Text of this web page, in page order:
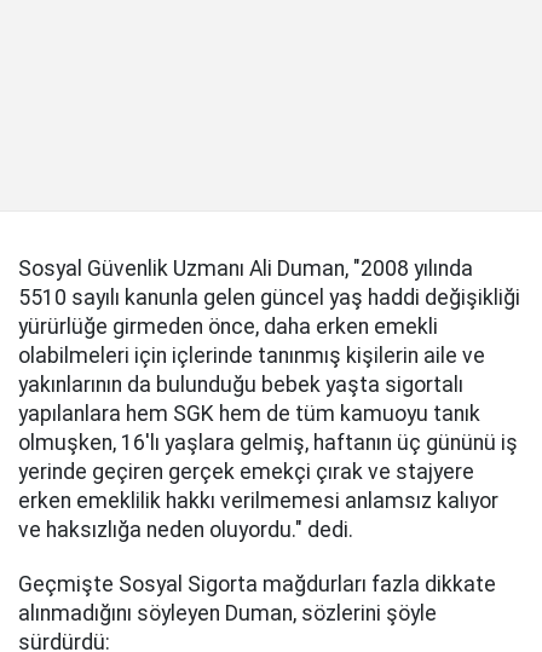
Sosyal Güvenlik Uzmanı Ali Duman, "2008 yılında
5510 sayılı kanunla gelen güncel yaş haddi değişikliği
yürürlüğe girmeden önce, daha erken emekli
olabilmeleri için içlerinde tanınmış kişilerin aile ve
yakınlarının da bulunduğu bebek yaşta sigortalı
yapılanlara hem SGK hem de tüm kamuoyu tanık
olmuşken, 16'lı yaşlara gelmiş, haftanın üç gününü iş
yerinde geçiren gerçek emekçi çırak ve stajyere
erken emeklilik hakkı verilmemesi anlamsız kalıyor
ve haksızlığa neden oluyordu." dedi.
Geçmişte Sosyal Sigorta mağdurları fazla dikkate
alınmadığını söyleyen Duman, sözlerini şöyle
sürdürdü: